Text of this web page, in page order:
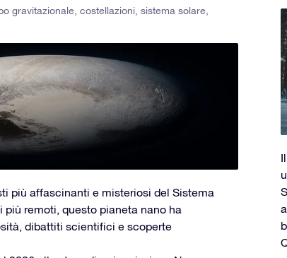
gravitazionale costellazioni sistema solare
più affascinanti e misteriosi del Sistema
remoti, questo pianeta nano ha
dibattiti scientifici e scoperte